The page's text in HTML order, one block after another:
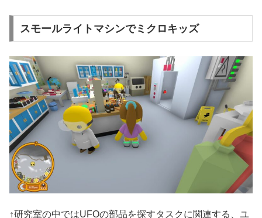
スモールライトマシンでミクロキッズ
↑研究室の中ではUFOの部品を探すタスクに関連する、ユ